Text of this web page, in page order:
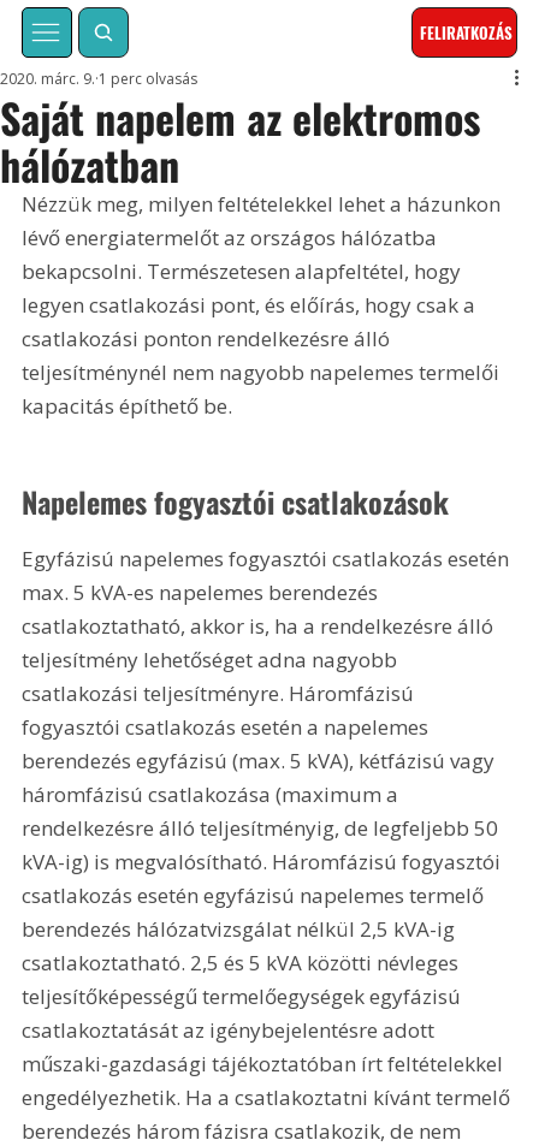
FELIRATKOZÁS
Saját napelem az elektromos
hálózatban
2020. márc. 9. 1 perc olvasás
Nézzük meg, milyen feltételekkel lehet a házunkon
lévő energiatermelőt az országos hálózatba
bekapcsolni. Természetesen alapfeltétel, hogy
legyen csatlakozási pont, és előírás, hogy csak a
csatlakozási ponton rendelkezésre álló
teljesítménynél nem nagyobb napelemes termelői
kapacitás építhető be.
Napelemes fogyasztói csatlakozások
Egyfázisú napelemes fogyasztói csatlakozás esetén
max. 5 kVA-es napelemes berendezés
csatlakoztatható, akkor is, ha a rendelkezésre álló
teljesítmény lehetőséget adna nagyobb
csatlakozási teljesítményre. Háromfázisú
fogyasztói csatlakozás esetén a napelemes
berendezés egyfázisú (max. 5 kVA), kétfázisú vagy
háromfázisú csatlakozása (maximum a
rendelkezésre álló teljesítményig, de legfeljebb 50
kVA-ig) is megvalósítható. Háromfázisú fogyasztói
csatlakozás esetén egyfázisú napelemes termelő
berendezés hálózatvizsgálat nélkül 2,5 kVA-ig
csatlakoztatható. 2,5 és 5 kVA közötti névleges
teljesítőképességű termelőegységek egyfázisú
csatlakoztatását az igénybejelentésre adott
műszaki-gazdasági tájékoztatóban írt feltételekkel
engedélyezhetik. Ha a csatlakoztatni kívánt termelő
berendezés három fázisra csatlakozik, de nem